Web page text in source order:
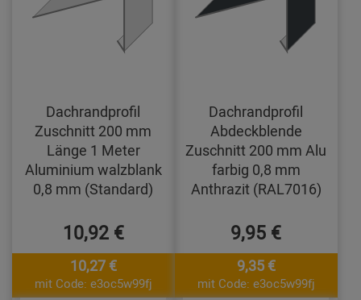
Dachrandprofil
Zuschnitt 200 mm
Länge 1 Meter
Aluminium walzblank
0,8 mm (Standard)
10,92 €
10,27 €
mit Code: e3oc5w99fj
Dachrandprofil
Abdeckblende
Zuschnitt 200 mm Alu
farbig 0,8 mm
Anthrazit (RAL7016)
9,95 €
9,35 €
mit Code: e3oc5w99fj